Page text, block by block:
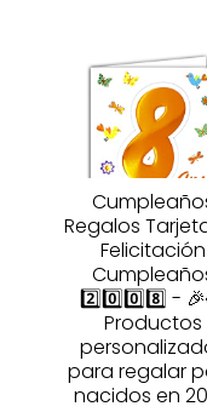
Regalos
Felicitación
2️⃣0️⃣0️⃣8️⃣ -
Productos
para regalar
nacidos en